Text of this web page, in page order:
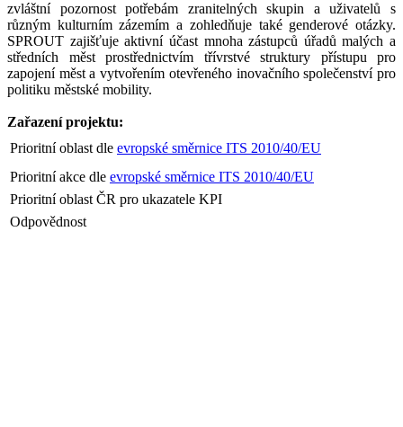
zvláštní pozornost potřebám zranitelných skupin a uživatelů s
různým kulturním zázemím a zohledňuje také genderové otázky.
SPROUT zajišťuje aktivní účast mnoha zástupců úřadů malých a
středních měst prostřednictvím třívrstvé struktury přístupu pro
zapojení měst a vytvořením otevřeného inovačního společenství pro
politiku městské mobility.
Zařazení projektu:
Prioritní oblast dle evropské směrnice ITS 2010/40/EU
Prioritní akce dle evropské směrnice ITS 2010/40/EU
Prioritní oblast ČR pro ukazatele KPI
Odpovědnost